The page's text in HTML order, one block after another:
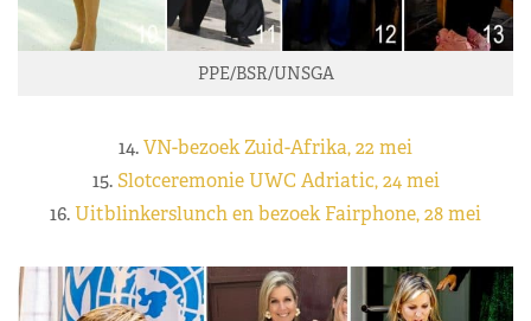
PPE/BSR/UNSGA
14.VN-bezoek Zuid-Afrika, 22 mei
15. Slotceremonie UWC Adriatic, 24 mei
16.Uitblinkerslunch en bezoek Fairphone, 28 mei